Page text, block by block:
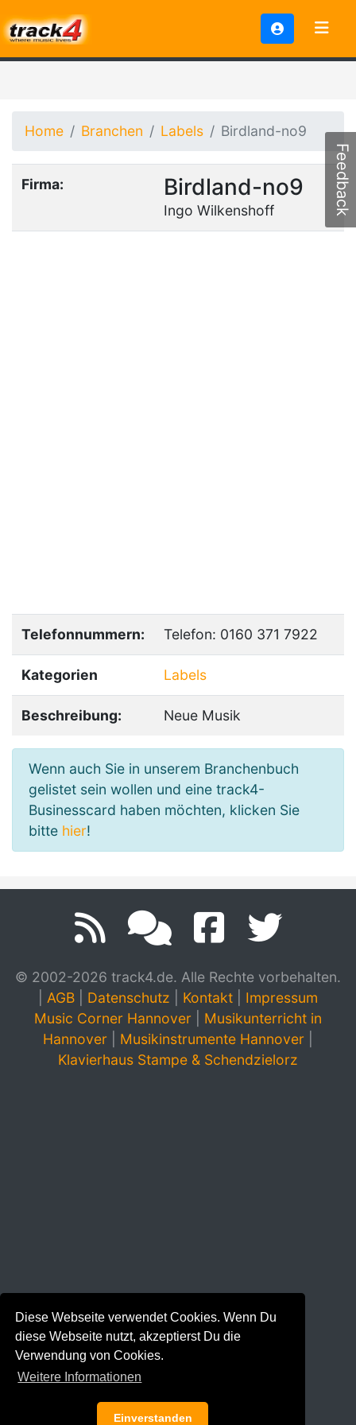
Diese Webseite verwendet Cookies. Wenn Du
diese Webseite nutzt, akzeptierst Du die
Verwendung von Cookies.
Weitere Informationen
Einverstanden
Home Branchen Labels Birdland-no9
Firma: Birdland-no9
Ingo Wilkenshoff
Telefonnummern: Telefon: 0160 371 7922
Kategorien Labels
Beschreibung: Neue Musik
Wenn auch Sie in unserem Branchenbuch
gelistet sein wollen und eine track4-
Businesscard haben möchten, klicken Sie
bitte hier!
© 2002-2026 track4.de. Alle Rechte vorbehalten.
AGB Datenschutz Kontakt
Impressum
Music Corner Hannover
Musikunterricht in
Hannover
Musikinstrumente Hannover
Klavierhaus Stampe & Schendzielorz
Feedback